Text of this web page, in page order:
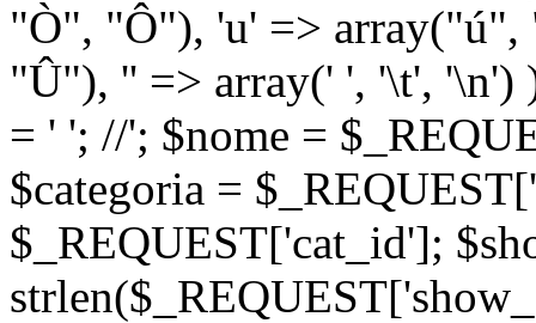
"Ò", "Ô"), 'u' =>
"Û"), '' => array(' ', '\t',
= ' '; //'; $nome =
$categoria =
$_REQUEST['cat_id'];